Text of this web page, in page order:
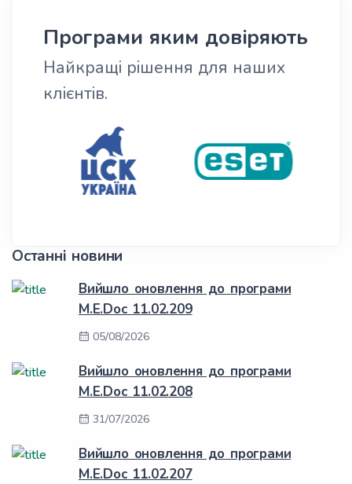
Програми яким довіряють
Найкращі рішення для наших
клієнтів.
Останні новини
Вийшло оновлення до програми
M.E.Doc 11.02.209
05/08/2026
Вийшло оновлення до програми
M.E.Doc 11.02.208
31/07/2026
Вийшло оновлення до програми
M.E.Doc 11.02.207